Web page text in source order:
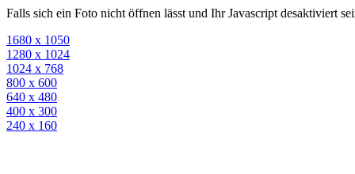
Falls sich ein Foto nicht öffnen lässt und Ihr Javascript desaktiviert
1680 x 1050
1280 x 1024
1024 x 768
800 x 600
640 x 480
400 x 300
240 x 160